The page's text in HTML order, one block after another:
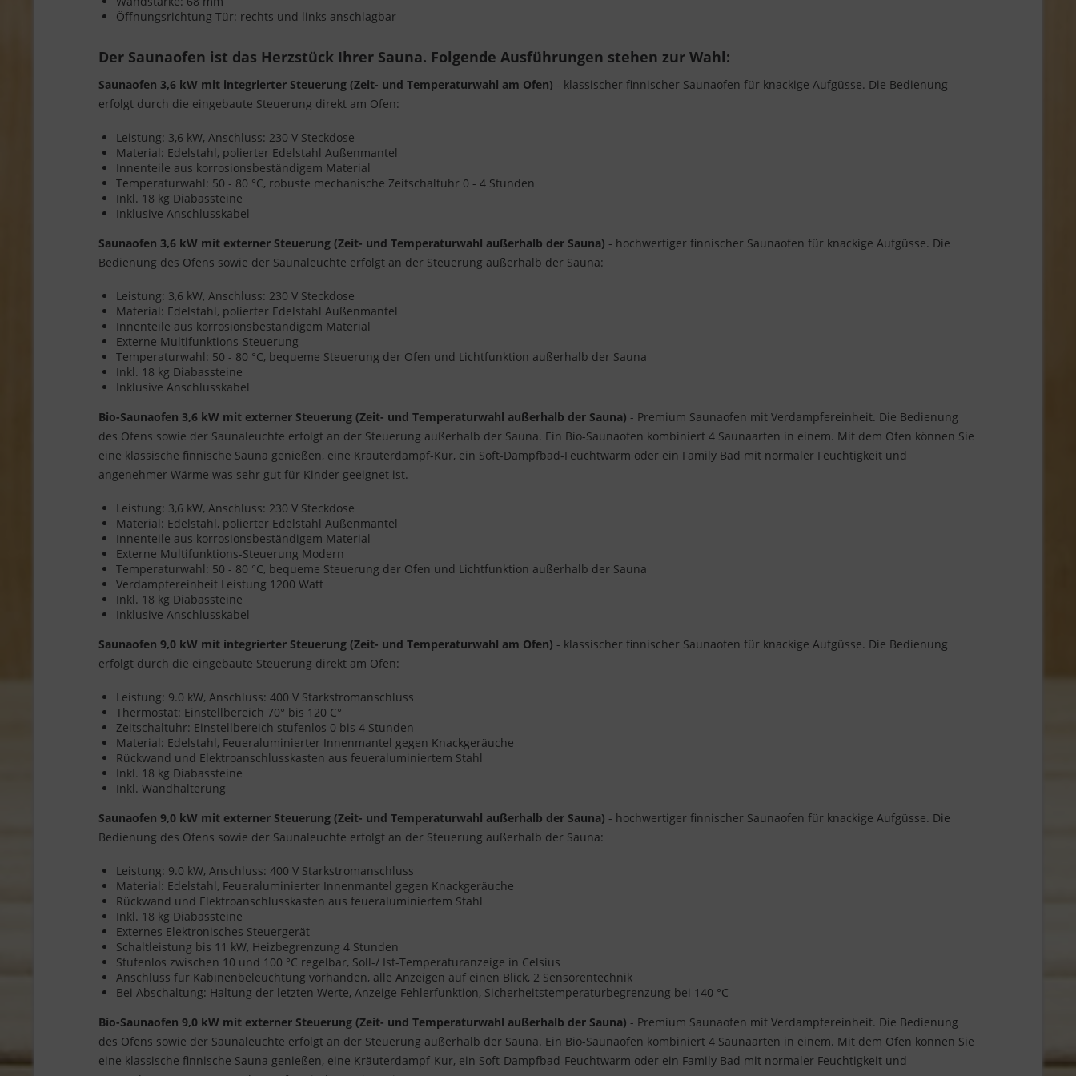
Öffnungsrichtung Tür: rechts und links anschlagbar
Der Saunaofen ist das Herzstück Ihrer Sauna. Folgende Ausführungen stehen zur Wahl:
Saunaofen 3,6 kW mit integrierter Steuerung (Zeit- und Temperaturwahl am Ofen) - klassischer finnischer Saunaofen für knackige Aufgüsse. Die Bedienung
erfolgt durch die eingebaute Steuerung direkt am Ofen:
Leistung: 3,6 kW, Anschluss: 230 V Steckdose
Material: Edelstahl, polierter Edelstahl Außenmantel
Innenteile aus korrosionsbeständigem Material
Temperaturwahl: 50 - 80 °C, robuste mechanische Zeitschaltuhr 0 - 4 Stunden
Inkl. 18 kg Diabassteine
Inklusive Anschlusskabel
Saunaofen 3,6 kW mit externer Steuerung (Zeit- und Temperaturwahl außerhalb der Sauna) - hochwertiger finnischer Saunaofen für knackige Aufgüsse. Die
Bedienung des Ofens sowie der Saunaleuchte erfolgt an der Steuerung außerhalb der Sauna:
Leistung: 3,6 kW, Anschluss: 230 V Steckdose
Material: Edelstahl, polierter Edelstahl Außenmantel
Innenteile aus korrosionsbeständigem Material
Externe Multifunktions-Steuerung
Temperaturwahl: 50 - 80 °C, bequeme Steuerung der Ofen und Lichtfunktion außerhalb der Sauna
Inkl. 18 kg Diabassteine
Inklusive Anschlusskabel
Bio-Saunaofen 3,6 kW mit externer Steuerung (Zeit- und Temperaturwahl außerhalb der Sauna) - Premium Saunaofen mit Verdampfereinheit. Die Bedienung
des Ofens sowie der Saunaleuchte erfolgt an der Steuerung außerhalb der Sauna. Ein Bio-Saunaofen kombiniert 4 Saunaarten in einem. Mit dem Ofen können Sie
eine klassische finnische Sauna genießen, eine Kräuterdampf-Kur, ein Soft-Dampfbad-Feuchtwarm oder ein Family Bad mit normaler Feuchtigkeit und
angenehmer Wärme was sehr gut für Kinder geeignet ist.
Leistung: 3,6 kW, Anschluss: 230 V Steckdose
Material: Edelstahl, polierter Edelstahl Außenmantel
Innenteile aus korrosionsbeständigem Material
Externe Multifunktions-Steuerung Modern
Temperaturwahl: 50 - 80 °C, bequeme Steuerung der Ofen und Lichtfunktion außerhalb der Sauna
Verdampfereinheit Leistung 1200 Watt
Inkl. 18 kg Diabassteine
Inklusive Anschlusskabel
Saunaofen 9,0 kW mit integrierter Steuerung (Zeit- und Temperaturwahl am Ofen) - klassischer finnischer Saunaofen für knackige Aufgüsse. Die Bedienung
erfolgt durch die eingebaute Steuerung direkt am Ofen:
Leistung: 9.0 kW, Anschluss: 400 V Starkstromanschluss
Thermostat: Einstellbereich 70° bis 120 C°
Zeitschaltuhr: Einstellbereich stufenlos 0 bis 4 Stunden
Material: Edelstahl, Feueraluminierter Innenmantel gegen Knackgeräuche
Rückwand und Elektroanschlusskasten aus feueraluminiertem Stahl
Inkl. 18 kg Diabassteine
Inkl. Wandhalterung
Saunaofen 9,0 kW mit externer Steuerung (Zeit- und Temperaturwahl außerhalb der Sauna) - hochwertiger finnischer Saunaofen für knackige Aufgüsse. Die
Bedienung des Ofens sowie der Saunaleuchte erfolgt an der Steuerung außerhalb der Sauna:
Leistung: 9.0 kW, Anschluss: 400 V Starkstromanschluss
Material: Edelstahl, Feueraluminierter Innenmantel gegen Knackgeräuche
Rückwand und Elektroanschlusskasten aus feueraluminiertem Stahl
Inkl. 18 kg Diabassteine
Externes Elektronisches Steuergerät
Schaltleistung bis 11 kW, Heizbegrenzung 4 Stunden
Stufenlos zwischen 10 und 100 °C regelbar, Soll-/ Ist-Temperaturanzeige in Celsius
Anschluss für Kabinenbeleuchtung vorhanden, alle Anzeigen auf einen Blick, 2 Sensorentechnik
Bei Abschaltung: Haltung der letzten Werte, Anzeige Fehlerfunktion, Sicherheitstemperaturbegrenzung bei 140 °C
Bio-Saunaofen 9,0 kW mit externer Steuerung (Zeit- und Temperaturwahl außerhalb der Sauna) - Premium Saunaofen mit Verdampfereinheit. Die Bedienung
des Ofens sowie der Saunaleuchte erfolgt an der Steuerung außerhalb der Sauna. Ein Bio-Saunaofen kombiniert 4 Saunaarten in einem. Mit dem Ofen können Sie
eine klassische finnische Sauna genießen, eine Kräuterdampf-Kur, ein Soft-Dampfbad-Feuchtwarm oder ein Family Bad mit normaler Feuchtigkeit und